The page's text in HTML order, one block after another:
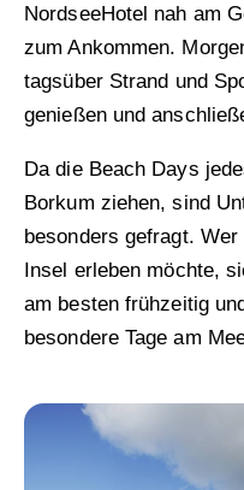
NordseeHotel nah am
zum Ankommen.
tagsüber Strand und
genießen und
Da die Beach Days
Borkum ziehen, sind
besonders gefragt.
Insel erleben möchte,
am besten frühzeitig
besondere Tage am